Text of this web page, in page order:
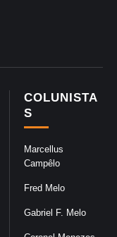
COLUNISTA
S
Marcellus
Campêlo
Fred Melo
Gabriel F. Melo